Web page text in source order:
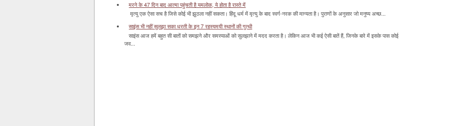
मरने के 47 दिन बाद आत्मा पहुंचती है यमलोक, ये होता है रास्ते में
मृत्यु एक ऐसा सच है जिसे कोई भी झुठला नहीं सकता। हिंदू धर्म में मृत्यु के बाद स्वर्ग-नरक की मान्यता है। पुराणों के अनुसार जो मनुष्य अच्छ...
साइंस भी नहीं सुलझा सका धरती के इन 7 रहस्यमयी स्थानों की गुत्थी
साइंस आज हमें बहुत सी बातों को समझने और समस्याओं को सुलझाने में मदद करता है। लेकिन आज भी कई ऐसी बातें हैं, जिनके बारे में इसके पास कोई
जव...